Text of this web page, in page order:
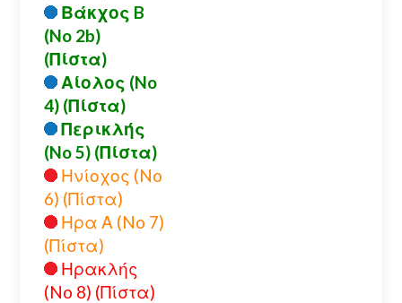
Βάκχος B
(No 2b)
(Πίστα)
Αίολος (No
4) (Πίστα)
Περικλής
(No 5) (Πίστα)
Ηνίοχος (No
6) (Πίστα)
Ηρα Α (No 7)
(Πίστα)
Ηρακλής
(No 8) (Πίστα)